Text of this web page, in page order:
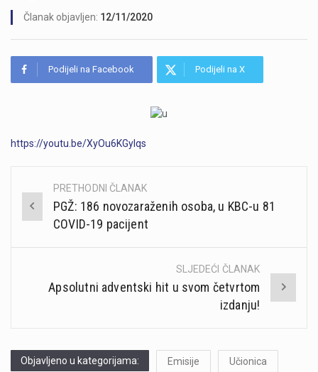
Članak objavljen: 12/11/2020
Podijeli na Facebook Podijeli na X
https://youtu.be/XyOu6KGylqs
Post
navigation
PRETHODNI ČLANAK
PGŽ: 186 novozaraženih osoba, u KBC-u 81
COVID-19 pacijent
SLJEDEĆI ČLANAK
Apsolutni adventski hit u svom četvrtom
izdanju!
Objavljeno u kategorijama: Emisije Učionica